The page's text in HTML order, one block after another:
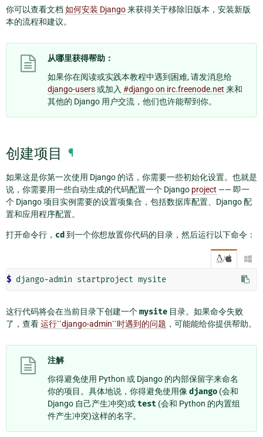
你可以查看文档 如何安装 Django来获得关于移除旧版本，安装新版
本的流程和建议。
从哪里获得帮助：
如果你在阅读或实践本教程中遇到困难, 请发消息给
django-users或加入 #django on irc.freenode.net 来和
其他的 Django 用户交流，他们也许能帮到你。
创建项目 ¶
如果这是你第一次使用 Django 的话，你需要一些初始化设置。也就是
说，你需要用一些自动生成的代码配置一个 Django project —— 即一
个 Django 项目实例需要的设置项集合，包括数据库配置、Django 配
置和应用程序配置。
打开命令行， cd 到一个你想放置你代码的目录，然后运行以下命令：
/ 
$
这行代码将会在当前目录下创建一个mysite 目录。如果命令失败
了，查看运行``django-admin``时遇到的问题 ，可能能给你提供帮助。
注解
你得避免使用 Python 或 Django 的内部保留字来命名
你的项目。具体地说，你得避免使用像 django (会和
Django 自己产生冲突)或test (会和 Python 的内置组
件产生冲突)这样的名字。